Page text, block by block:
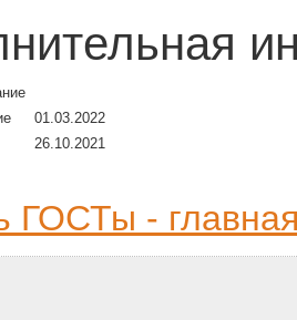
01.03.2022
26.10.2021
ГОСТы -